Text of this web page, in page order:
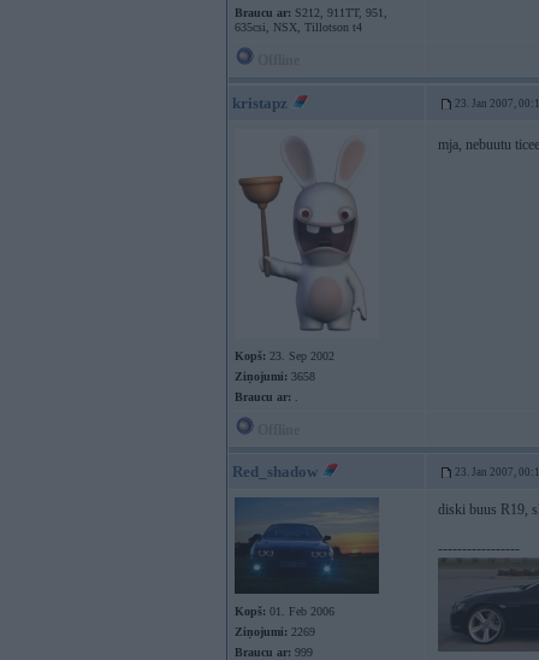
Braucu ar: S212, 911TT, 951,
635csi, NSX, Tillotson t4
kristapz 23. Jan 2007,
Kopš: 23. Sep 2002
Ziņojumi: 3658
Braucu ar:
mja, nebuutu
Red_shadow 23. Jan 2007,
Kopš: 01. Feb 2006
Ziņojumi: 2269
Braucu ar: 999
diski buus R19,
-----------------